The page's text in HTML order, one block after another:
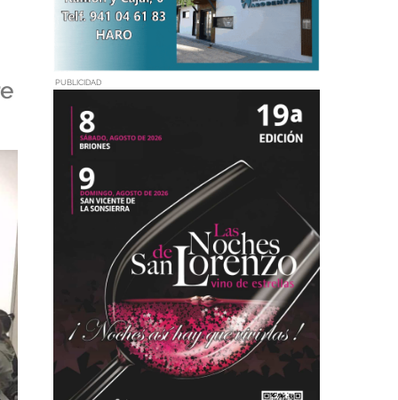
PUBLICIDAD